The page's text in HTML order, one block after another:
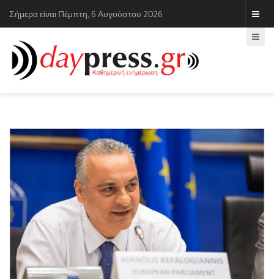
Σήμερα είναι Πέμπτη, 6 Αυγούστου 2026